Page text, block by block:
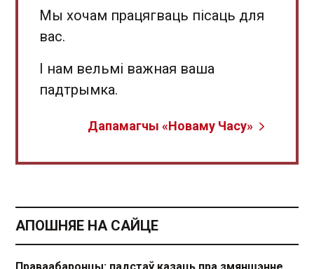
Мы хочам працягваць пісаць для
вас.
І нам вельмі важная ваша
падтрымка.
Дапамагчы «Новаму Часу»
АПОШНЯЕ НА САЙЦЕ